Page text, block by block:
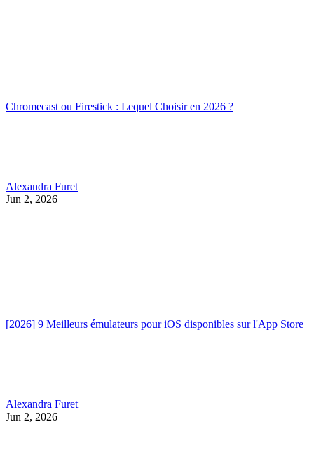
Chromecast ou Firestick : Lequel Choisir en 2026 ?
Alexandra Furet
Jun 2, 2026
[2026] 9 Meilleurs émulateurs pour iOS disponibles sur l'App Store
Alexandra Furet
Jun 2, 2026